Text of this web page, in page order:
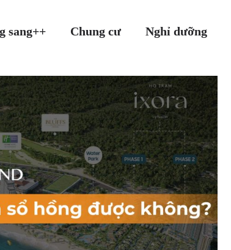
sang++ Chung cư Nghỉ dưỡng